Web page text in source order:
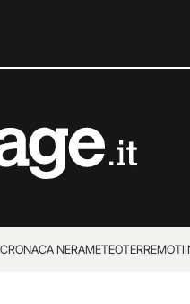
CRONACA NERAMETEOTERREMOTI